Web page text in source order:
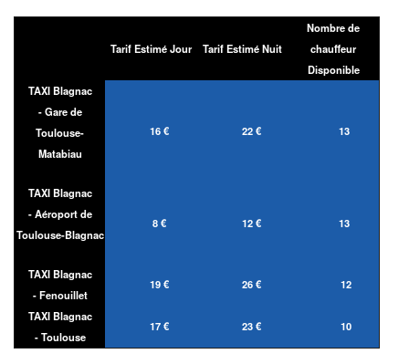
Tarif Estimé Jour Tarif Estimé Nuit
Nombre de
chauffeur
Disponible
TAXI Blagnac
- Gare de
Toulouse-
Matabiau
16 € 22 € 13
TAXI Blagnac
- Aéroport de
Toulouse-Blagnac
8 € 12 € 13
TAXI Blagnac
- Fenouillet
19 € 26 € 12
TAXI Blagnac
- Toulouse
17 € 23 € 10